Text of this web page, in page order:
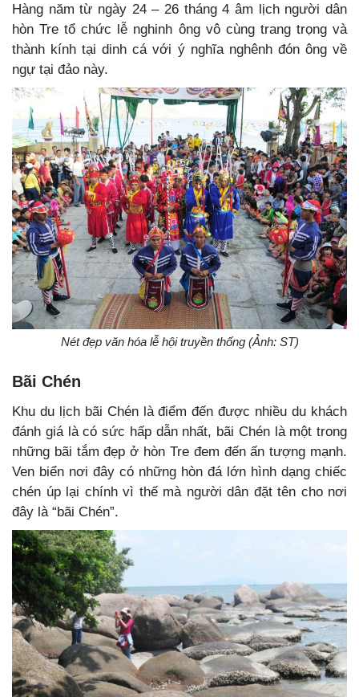
Hàng năm từ ngày 24 – 26 tháng 4 âm lịch người dân
hòn Tre tổ chức lễ nghinh ông vô cùng trang trọng và
thành kính tại dinh cá với ý nghĩa nghênh đón ông về
ngự tại đảo này.
Nét đẹp văn hóa lễ hội truyền thống (Ảnh: ST)
Bãi Chén
Khu du lịch bãi Chén là điểm đến được nhiều du khách
đánh giá là có sức hấp dẫn nhất, bãi Chén là một trong
những bãi tắm đẹp ở hòn Tre đem đến ấn tượng mạnh.
Ven biển nơi đây có những hòn đá lớn hình dạng chiếc
chén úp lại chính vì thế mà người dân đặt tên cho nơi
đây là “bãi Chén”.